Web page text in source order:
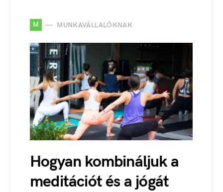
M MUNKAVÁLLALÓKNAK
Hogyan kombináljuk a
meditációt és a jógát